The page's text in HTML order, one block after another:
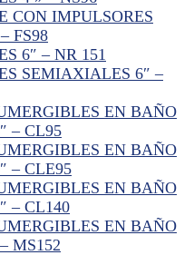
CON IMPULSORES
FS98
6″ – NR 151
SEMIAXIALES 6″ –
EN BAÑO
– CL95
EN BAÑO
– CLE95
EN BAÑO
– CL140
EN BAÑO
MS152